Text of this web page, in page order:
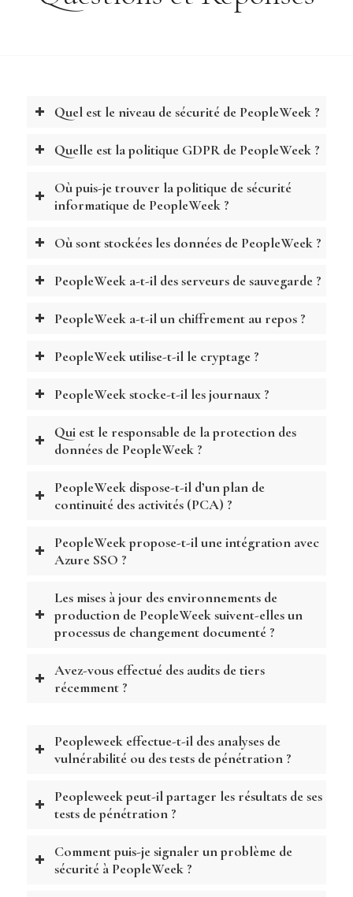
Quel est le niveau de sécurité de PeopleWeek ?
Quelle est la politique GDPR de PeopleWeek ?
Où puis-je trouver la politique de sécurité
informatique de PeopleWeek ?
Où sont stockées les données de PeopleWeek ?
PeopleWeek a-t-il des serveurs de sauvegarde ?
PeopleWeek a-t-il un chiffrement au repos ?
PeopleWeek utilise-t-il le cryptage ?
PeopleWeek stocke-t-il les journaux ?
Qui est le responsable de la protection des
données de PeopleWeek ?
PeopleWeek dispose-t-il d’un plan de
continuité des activités (PCA) ?
PeopleWeek propose-t-il une intégration avec
Azure SSO ?
Les mises à jour des environnements de
production de PeopleWeek suivent-elles un
processus de changement documenté ?
Avez-vous effectué des audits de tiers
récemment ?
Peopleweek effectue-t-il des analyses de
vulnérabilité ou des tests de pénétration ?
Peopleweek peut-il partager les résultats de ses
tests de pénétration ?
Comment puis-je signaler un problème de
sécurité à PeopleWeek ?